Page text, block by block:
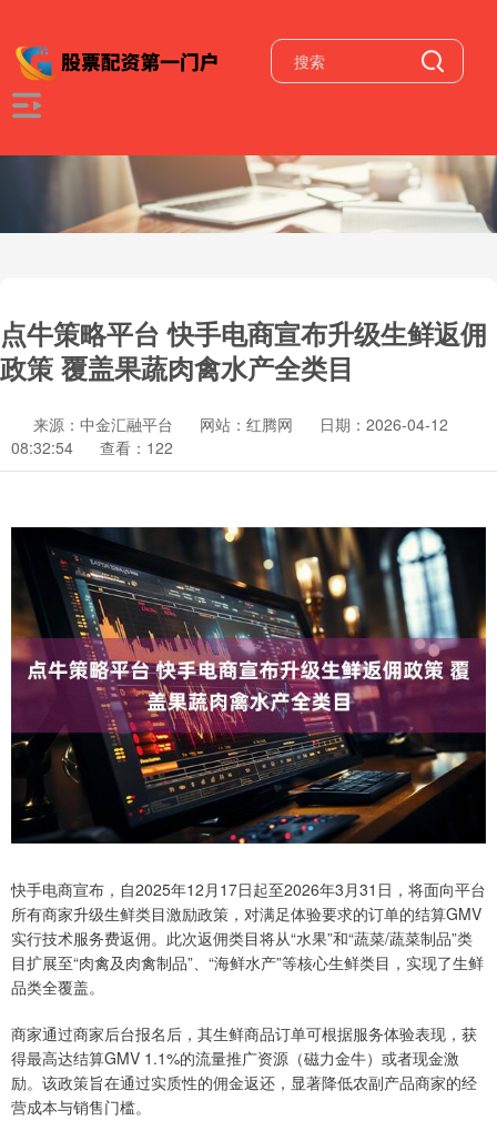
点牛策略平台 快手电商宣布升级生鲜返佣
政策 覆盖果蔬肉禽水产全类目
来源：中金汇融平台 网站：红腾网
日期：2026-04-12
08:32:54
查看：122
快手电商宣布，自2025年12月17日起至2026年3月31日，将面向平台
所有商家升级生鲜类目激励政策，对满足体验要求的订单的结算GMV
实行技术服务费返佣。此次返佣类目将从“水果”和“蔬菜/蔬菜制品”类
目扩展至“肉禽及肉禽制品”、“海鲜水产”等核心生鲜类目，实现了生鲜
品类全覆盖。
商家通过商家后台报名后，其生鲜商品订单可根据服务体验表现，获
得最高达结算GMV 1.1%的流量推广资源（磁力金牛）或者现金激
励。该政策旨在通过实质性的佣金返还，显著降低农副产品商家的经
营成本与销售门槛。